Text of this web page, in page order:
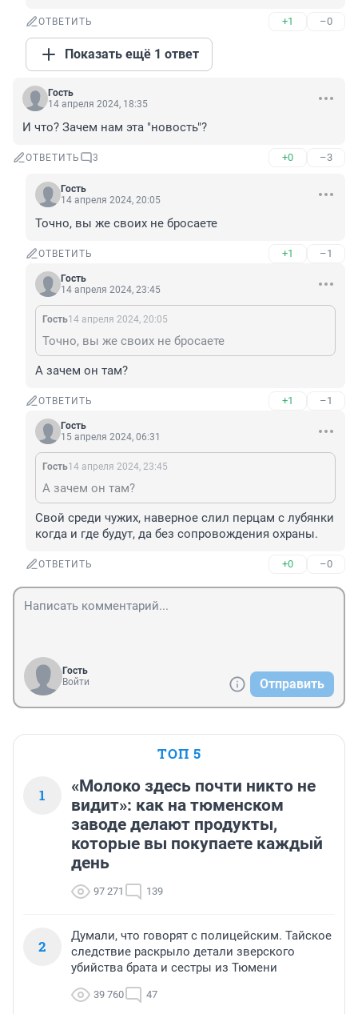
ОТВЕТИТЬ +1 –0
Показать ещё 1 ответ
Гость
14 апреля 2024, 18:35
И что? Зачем нам эта "новость"?
ОТВЕТИТЬ 3 +0 –3
Гость
14 апреля 2024, 20:05
Точно, вы же своих не бросаете
ОТВЕТИТЬ +1 –1
Гость
14 апреля 2024, 23:45
Гость14 апреля 2024, 20:05
Точно, вы же своих не бросаете
А зачем он там?
ОТВЕТИТЬ +1 –1
Гость
15 апреля 2024, 06:31
Гость14 апреля 2024, 23:45
А зачем он там?
Свой среди чужих, наверное слил перцам с лубянки
когда и где будут, да без сопровождения охраны.
ОТВЕТИТЬ +0 –0
Гость
Войти
Отправить
ТОП 5
1
«Молоко здесь почти никто не
видит»: как на тюменском
заводе делают продукты,
которые вы покупаете каждый
день
97 271 139
2
Думали, что говорят с полицейским. Тайское
следствие раскрыло детали зверского
убийства брата и сестры из Тюмени
39 760 47